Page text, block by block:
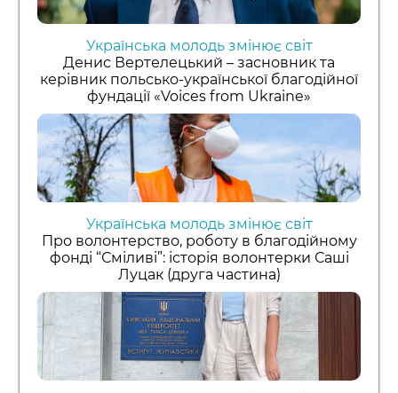
Українська молодь змінює світ
Денис Вертелецький – засновник та
керівник польсько-української благодійної
фундації «Voices from Ukraine»
Українська молодь змінює світ
Про волонтерство, роботу в благодійному
фонді “Сміливі”: історія волонтерки Саші
Луцак (друга частина)